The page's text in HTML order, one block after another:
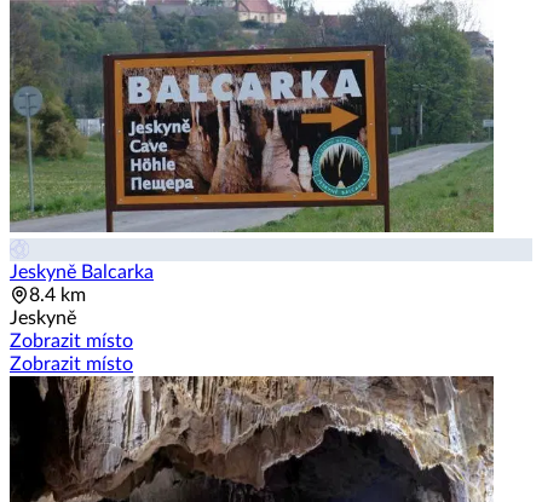
Jeskyně Balcarka
8.4 km
Jeskyně
Zobrazit místo
Zobrazit místo